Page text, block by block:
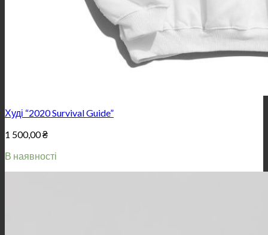
Худі “2020 Survival Guide”
1 500,00₴
В наявності